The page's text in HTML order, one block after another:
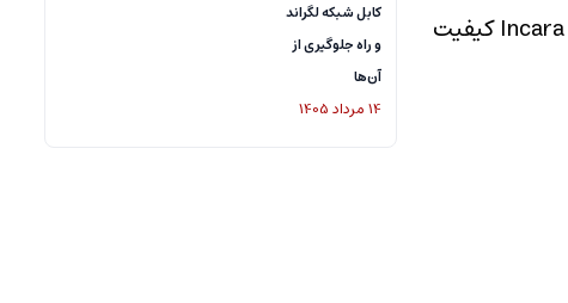
Red Dot جایزه ای برای بالاترین کیفیت طراحی است. از میان یک گروه قوی از شرکت کنندگان، برنده Incara Electr'On کیفیت
کابل شبکه لگراند
و راه جلوگیری از
آن‌ها
14مرداد1405